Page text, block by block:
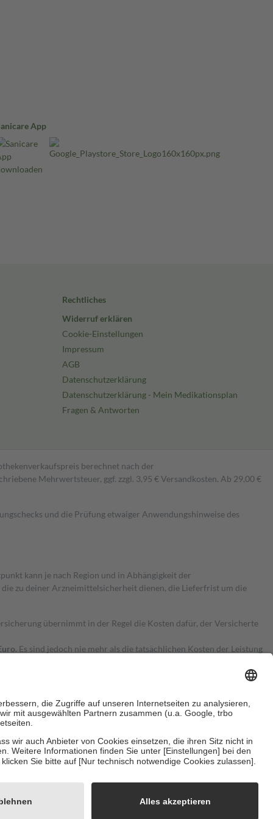
App
Rechtliches
Widerruf erklären
Cookie-Einstellungen
Impressum
AGB
Datenschutzerklärung
Datenschutzerklärung - Mein Medikationsplan
Fragen & Antworten
berechnet nach der
Mehrwertsteuer, ggf. zzgl. 3,95 € Versandkosten. Ab 29,00 €
und die Prüfung etwaiger Anwendungshinweise des
kann je nach Region und in Abhängigkeit der
zu deiner Arzneimittelsicherheit dienen, die Lieferfrist um die
übernimmt in der Regel die Kosten dafür, der Versicherte
Es sind jedoch nie mehr als die tatsächlichen Kosten der Leistung
Zuzahlungen an bei: